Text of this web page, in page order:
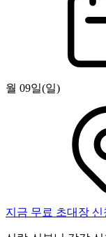
월 09일(일)
지금 무료 초대장 신